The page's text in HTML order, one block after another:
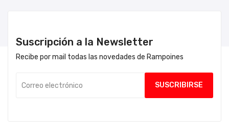
Suscripción a la Newsletter
Recibe por mail todas las novedades de Rampoines